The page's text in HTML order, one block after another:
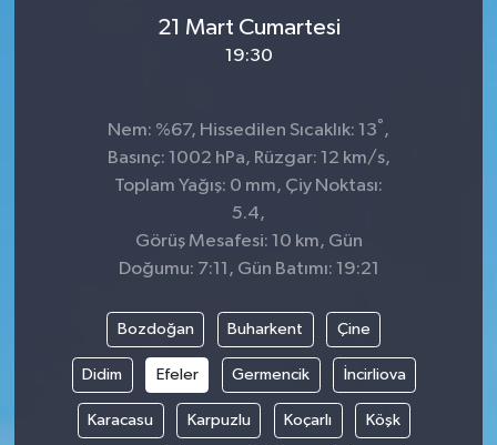
21 Mart Cumartesi
19:30
Nem: %67, Hissedilen Sıcaklık: 13° ,
Basınç: 1002 hPa, Rüzgar: 12 km/s,
Toplam Yağış: 0 mm, Çiy Noktası:
5.4,
Görüş Mesafesi: 10 km, Gün
Doğumu: 7:11, Gün Batımı: 19:21
Bozdoğan Buharkent Çine
Didim Efeler Germencik İncirliova
Karacasu Karpuzlu Koçarlı Köşk